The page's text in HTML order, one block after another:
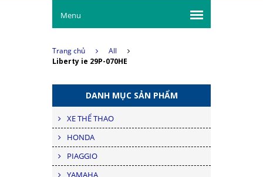
Menu
Trang chủ
All
Liberty ie 29P-070HE
DANH MỤC SẢN PHẨM
XE THỂ THAO
HONDA
PIAGGIO
YAMAHA